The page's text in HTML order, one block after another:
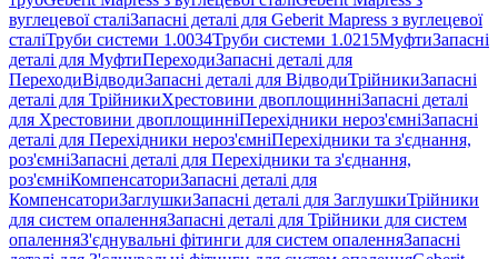
вуглецевої сталіЗапасні деталі для Geberit Mapress з вуглецевої
сталіТруби системи 1.0034Труби системи 1.0215МуфтиЗапасні
деталі для МуфтиПереходиЗапасні деталі для
ПереходиВідводиЗапасні деталі для ВідводиТрійникиЗапасні
деталі для ТрійникиХрестовини двоплощинніЗапасні деталі
для Хрестовини двоплощинніПерехідники нероз'ємніЗапасні
деталі для Перехідники нероз'ємніПерехідники та з'єднання,
роз'ємніЗапасні деталі для Перехідники та з'єднання,
роз'ємніКомпенсаториЗапасні деталі для
КомпенсаториЗаглушкиЗапасні деталі для ЗаглушкиТрійники
для систем опаленняЗапасні деталі для Трійники для систем
опаленняЗ'єднувальні фітинги для систем опаленняЗапасні